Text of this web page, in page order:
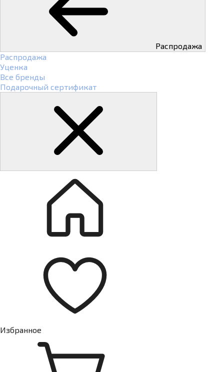
Распродажа
Распродажа
Уценка
Все бренды
Подарочный сертификат
Избранное